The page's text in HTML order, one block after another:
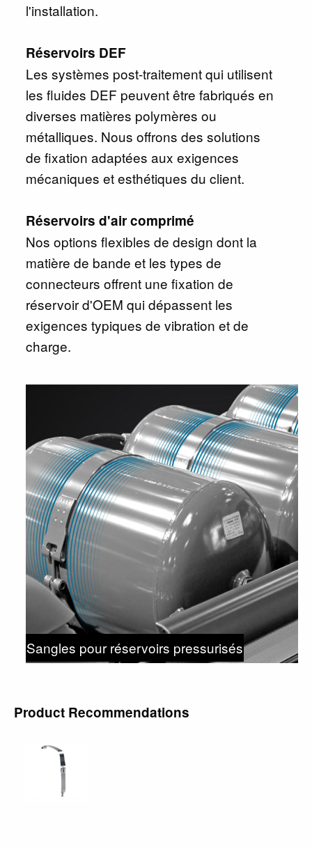
l'installation.
Réservoirs DEF
Les systèmes post-traitement qui utilisent
les fluides DEF peuvent être fabriqués en
diverses matières polymères ou
métalliques. Nous offrons des solutions
de fixation adaptées aux exigences
mécaniques et esthétiques du client.
Réservoirs d'air comprimé
Nos options flexibles de design dont la
matière de bande et les types de
connecteurs offrent une fixation de
réservoir d'OEM qui dépassent les
exigences typiques de vibration et de
charge.
Sangles pour réservoirs pressurisés
Product Recommendations